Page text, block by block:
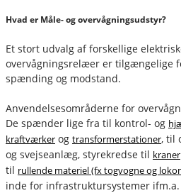
Hvad er Måle- og overvågningsudstyr?
Et stort udvalg af forskellige
overvågningsrelæer er tilgængelige
spænding og modstand.
Anvendelsesområderne for
De spænder lige fra til kontrol- og
kraftværker og transformerstationer, til
og svejseanlæg, styrekredse til kraner
til rullende materiel (fx togvogne og
inde for infrastruktursystemer ifm.a.